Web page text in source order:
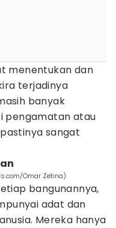
menentukan dan
terjadinya
banyak
pengamatan atau
sangat
Omar Zetina)
bangunannya,
adat dan
Mereka hanya